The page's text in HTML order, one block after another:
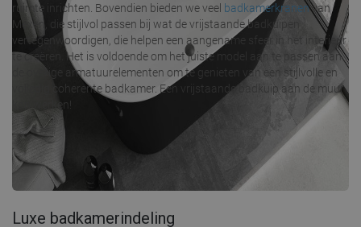
ruimte inrichten. Bovendien bieden we veel badkamerkranenvan
Mexen, die stijlvol passen bij wat de vrijstaande badkuipen
vertegenwoordigen, die helpen een aangename sfeer in het interieur
te creëren. Het is voldoende om het juiste model aan te passen aan
de overige armatuurelementen om te genieten van een stijlvolle en
volledig coherente badkamer. Een vrijstaande badkuip aan de muur
kan werken!
Luxe badkamerindeling